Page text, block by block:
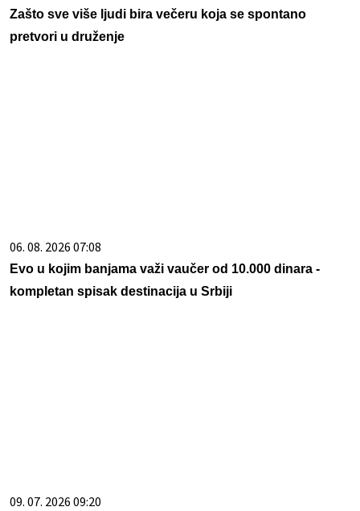
Zašto sve više ljudi bira večeru koja se spontano
pretvori u druženje
06. 08. 2026 07:08
Evo u kojim banjama važi vaučer od 10.000 dinara -
kompletan spisak destinacija u Srbiji
09. 07. 2026 09:20